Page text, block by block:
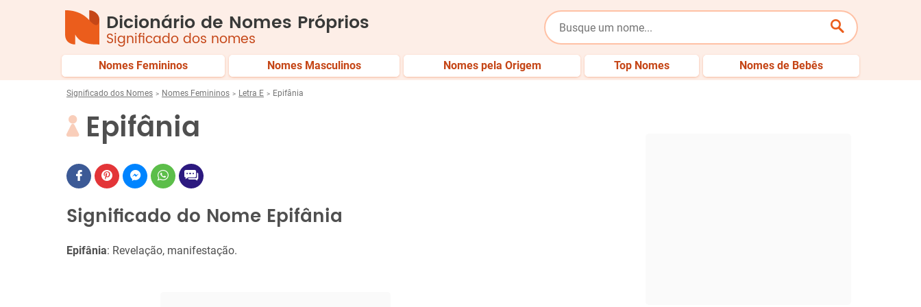
Dicionário de Nomes Próprios
Significado dos nomes
Nomes Femininos Nomes Masculinos Nomes pela Origem Top Nomes Nomes de Bebês
Significado dos Nomes Nomes Femininos Letra E Epifânia
Epifânia
Significado do Nome Epifânia
Epifânia: Revelação, manifestação.